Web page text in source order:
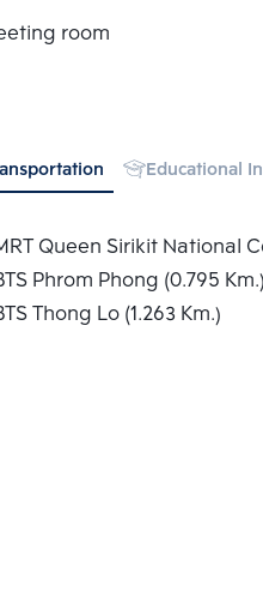
room
Educational
Queen Sirikit National
Phrom Phong (0.795 Km.)
Thong Lo (1.263 Km.)